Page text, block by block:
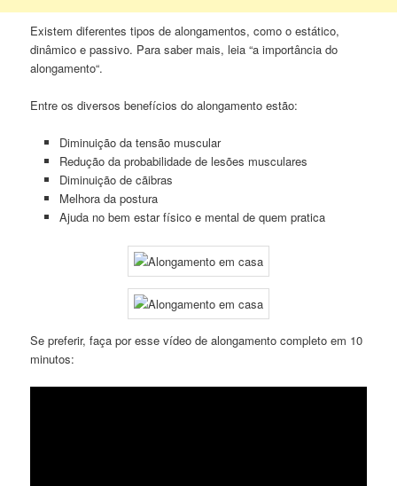
Existem diferentes tipos de alongamentos, como o estático,
dinâmico e passivo. Para saber mais, leia “a importância do
alongamento“.
Entre os diversos benefícios do alongamento estão:
Diminuição da tensão muscular
Redução da probabilidade de lesões musculares
Diminuição de cãibras
Melhora da postura
Ajuda no bem estar físico e mental de quem pratica
Se preferir, faça por esse vídeo de alongamento completo em 10
minutos: